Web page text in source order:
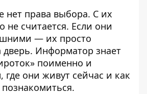
нет права выбора. С их
не считается. Если они
— их просто
дверь. Информатор знает
поименно и
где они живут сейчас и как